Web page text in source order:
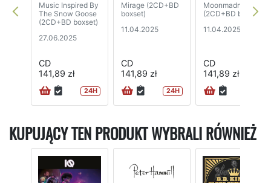
Music Inspired By
The Snow Goose
(2CD+BD boxset)
27.06.2025
CD
141,89 zł
24H
Mirage (2CD+BD
boxset)
11.04.2025
CD
141,89 zł
24H
Moonmadness
(2CD+BD boxset)
11.04.2025
CD
141,89 zł
KUPUJĄCY TEN PRODUKT WYBRALI RÓWNIEŻ